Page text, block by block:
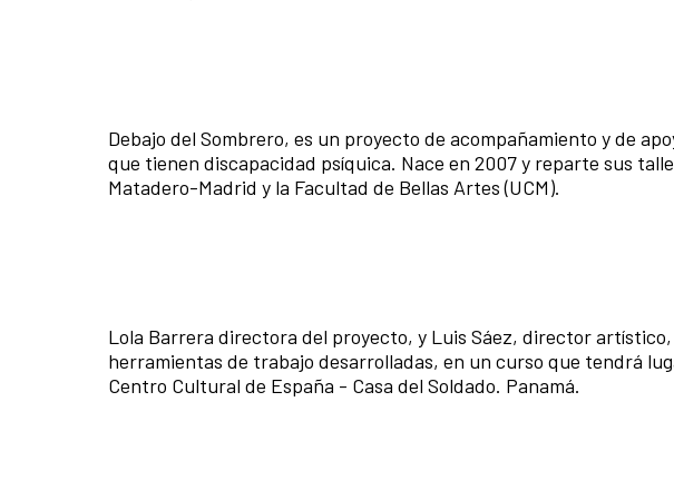
Debajo del Sombrero, es un proyecto de acompañamiento y de
que tienen discapacidad psíquica. Nace en 2007 y reparte sus
Matadero-Madrid y la Facultad de Bellas Artes (UCM).
Lola Barrera directora del proyecto, y Luis Sáez, director
herramientas de trabajo desarrolladas, en un curso que tendrá
Centro Cultural de España - Casa del Soldado. Panamá.